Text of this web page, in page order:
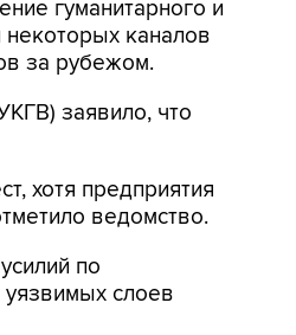
гуманитарного и
некоторых каналов
за рубежом.
заявило, что
хотя предприятия
ведомство.
по
слоев